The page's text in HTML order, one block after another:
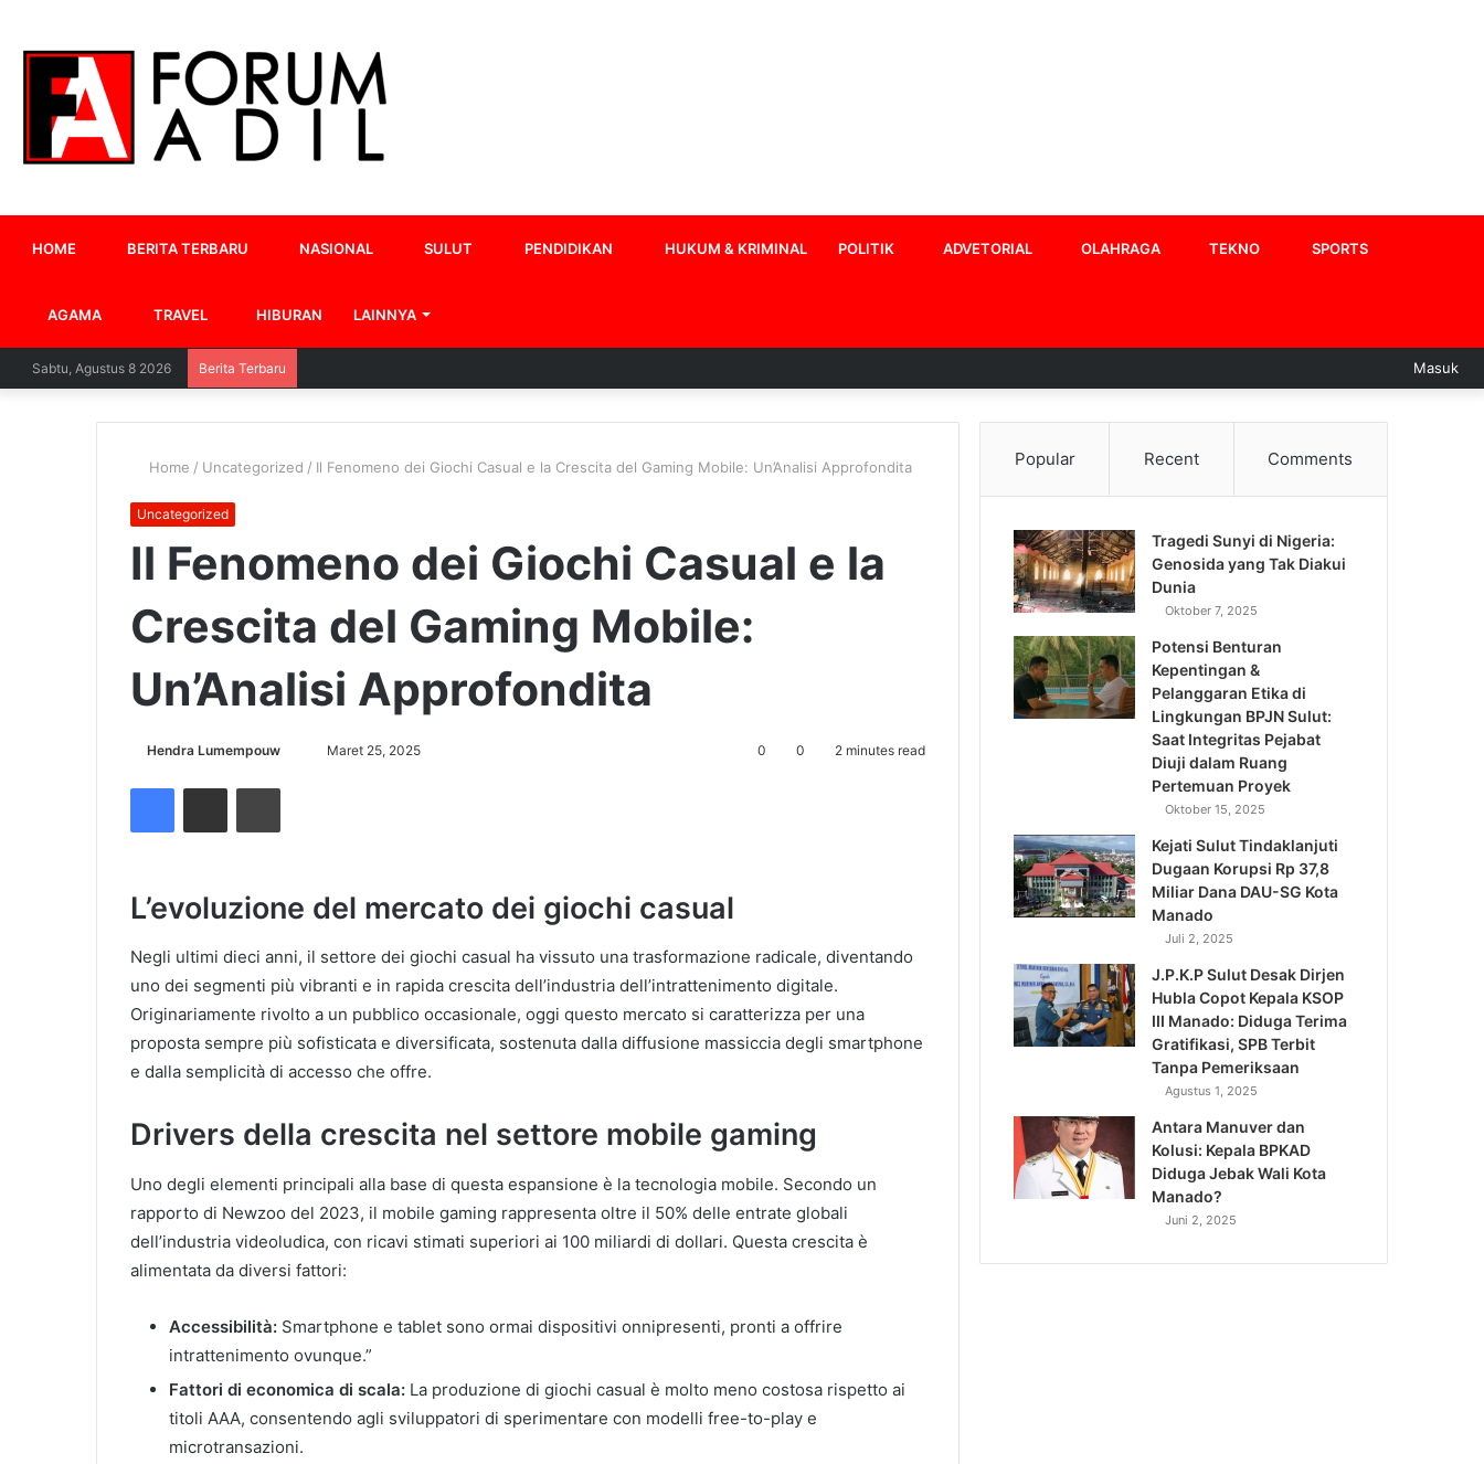
HOME BERITA TERBARU NASIONAL SULUT PENDIDIKAN HUKUM & KRIMINAL POLITIK ADVETORIAL OLAHRAGA TEKNO SPORTS
AGAMA TRAVEL HIBURAN LAINNYA
Sabtu, Agustus 8 2026 Berita Terbaru Masuk
Home / Uncategorized / Il Fenomeno dei Giochi Casual e la Crescita del Gaming Mobile: Un’Analisi Approfondita
Uncategorized
Il Fenomeno dei Giochi Casual e la
Crescita del Gaming Mobile:
Un’Analisi Approfondita
Hendra Lumempouw
e
a
i
l
Maret 25, 2025 0 0 2 minutes read
L’evoluzione del mercato dei giochi casual
Negli ultimi dieci anni, il settore dei giochi casual ha vissuto una trasformazione radicale, diventando
uno dei segmenti più vibranti e in rapida crescita dell’industria dell’intrattenimento digitale.
Originariamente rivolto a un pubblico occasionale, oggi questo mercato si caratterizza per una
proposta sempre più sofisticata e diversificata, sostenuta dalla diffusione massiccia degli smartphone
e dalla semplicità di accesso che offre.
Drivers della crescita nel settore mobile gaming
Uno degli elementi principali alla base di questa espansione è la tecnologia mobile. Secondo un
rapporto di Newzoo del 2023, il mobile gaming rappresenta oltre il 50% delle entrate globali
dell’industria videoludica, con ricavi stimati superiori ai 100 miliardi di dollari. Questa crescita è
alimentata da diversi fattori:
Accessibilità: Smartphone e tablet sono ormai dispositivi onnipresenti, pronti a offrire
intrattenimento ovunque.”
Fattori di economica di scala: La produzione di giochi casual è molto meno costosa rispetto ai
titoli AAA, consentendo agli sviluppatori di sperimentare con modelli free-to-play e
microtransazioni.
Popular Recent Comments
Tragedi Sunyi di Nigeria:
Genosida yang Tak Diakui
Dunia
Oktober 7, 2025
Potensi Benturan
Kepentingan &
Pelanggaran Etika di
Lingkungan BPJN Sulut:
Saat Integritas Pejabat
Diuji dalam Ruang
Pertemuan Proyek
Oktober 15, 2025
Kejati Sulut Tindaklanjuti
Dugaan Korupsi Rp 37,8
Miliar Dana DAU-SG Kota
Manado
Juli 2, 2025
J.P.K.P Sulut Desak Dirjen
Hubla Copot Kepala KSOP
III Manado: Diduga Terima
Gratifikasi, SPB Terbit
Tanpa Pemeriksaan
Agustus 1, 2025
Antara Manuver dan
Kolusi: Kepala BPKAD
Diduga Jebak Wali Kota
Manado?
Juni 2, 2025